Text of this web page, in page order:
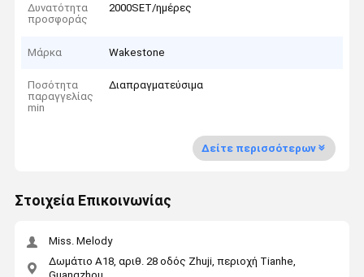
Δυνατότητα
προσφοράς
2000SET/ημέρες
Μάρκα Wakestone
Ποσότητα
παραγγελίας
min
Διαπραγματεύσιμα
Δείτε περισσότερων
Στοιχεία Επικοινωνίας
Miss. Melody
Δωμάτιο Α18, αριθ. 28 οδός Zhuji, περιοχή Tianhe,